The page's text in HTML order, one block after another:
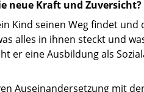
neue Kraft und Zuversicht?
Kind seinen Weg findet
alles in ihnen steckt und
er eine Ausbildung als
Auseinandersetzung mit